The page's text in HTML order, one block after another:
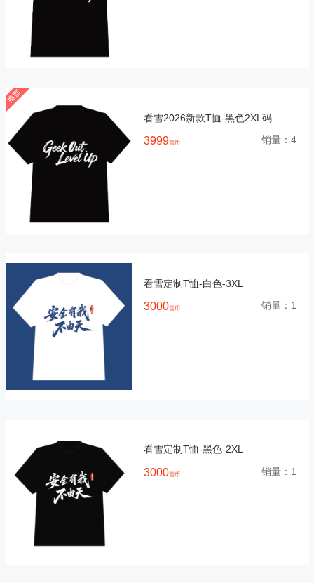
看雪2026新款T恤-黑色2XL码
3999雪币 销量： 4
看雪定制T恤-白色-3XL
3000雪币 销量： 1
看雪定制T恤-黑色-2XL
3000雪币 销量： 1